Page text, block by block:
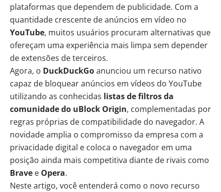
plataformas que dependem de publicidade. Com a
quantidade crescente de anúncios em vídeo no
YouTube, muitos usuários procuram alternativas que
ofereçam uma experiência mais limpa sem depender
de extensões de terceiros.
Agora, o DuckDuckGoanunciou um recurso nativo
capaz de bloquear anúncios em vídeos do YouTube
utilizando as conhecidas listas de filtros da
comunidade do uBlock Origin, complementadas por
regras próprias de compatibilidade do navegador. A
novidade amplia o compromisso da empresa com a
privacidade digital e coloca o navegador em uma
posição ainda mais competitiva diante de rivais como
Brave e Opera.
Neste artigo, você entenderá como o novo recurso